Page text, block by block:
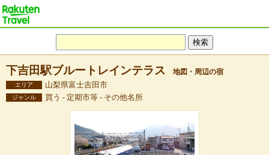
下吉田駅ブルートレインテラス 地図・周辺の宿
エリア 山梨県富士吉田市
ジャンル 買う - 定期市等 - その他名所